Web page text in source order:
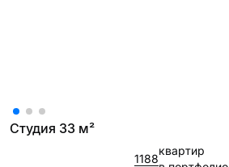
Студия 33 м²
1188
квартир